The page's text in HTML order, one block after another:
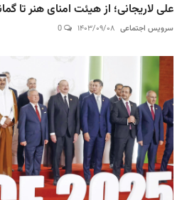
علی لاریجانی؛ از هیئت امنای هنر تا
سرویس اجتماعی ۱۴۰۳/۰۹/۰۸